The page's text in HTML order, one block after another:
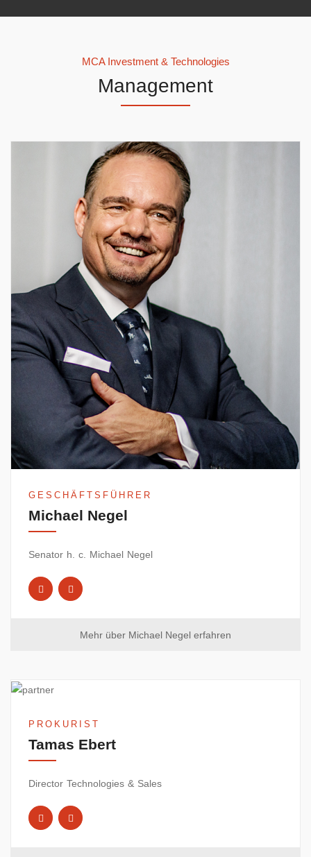
MCA Investment & Technologies
Management
GESCHÄFTSFÜHRER
Michael Negel
Senator h. c. Michael Negel
Mehr über Michael Negel erfahren
PROKURIST
Tamas Ebert
Director Technologies & Sales